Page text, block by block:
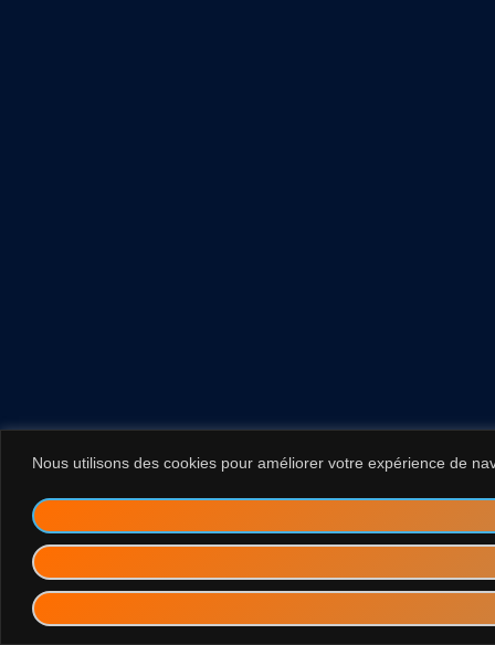
Nous utilisons des cookies pour améliorer votre expérience de